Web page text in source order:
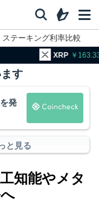
ステーキング利率比較
す
発
と見る
知能やメタ